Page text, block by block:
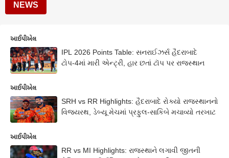
NEWS
આઈપીએલ
IPL 2026 Points Table: સનરાઈઝર્સ હૈદરાબાદે
ટોપ-4માં મારી એન્ટ્રી, હાર છતાં ટૉપ પર રાજસ્થાન
આઈપીએલ
SRH vs RR Highlights: હૈદરાબાદે રોક્યો રાજસ્થાનનો
વિજયરથ, ડેબ્યૂ મેચમાં પ્રફુલ-સાકિબે મચાવ્યો તરખાટ
આઈપીએલ
RR vs MI Highlights: રાજસ્થાને લગાવી જીતની